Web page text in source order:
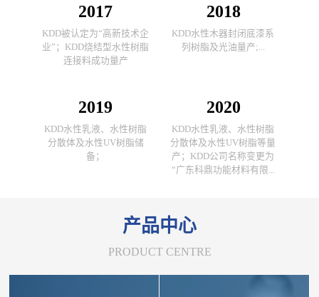
2020
KDD水性乳液、水性树脂
分散体及水性UV树脂等量
产；KDD公司名称变更为
“广东科鼎功能材料有限...
2019
KDD水性乳液、水性树脂
分散体及水性UV树脂储
备；
2018
KDD水性木器封闭底漆系
列树脂及光油量产;...
2017
KDD被认定为“高新技术企
业”；KDD烧结型水性树脂
连接料成功量产
产品中心
PRODUCT CENTRE